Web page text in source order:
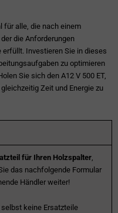
für alle, die nach einem
die Anforderungen
Investieren Sie in dieses
zu optimieren
Sie sich den A12 V 500 ET,
Zeit und Energie zu
für Ihren Holzspalter
das nachfolgende Formular
Händler weiter!
keine Ersatzteile